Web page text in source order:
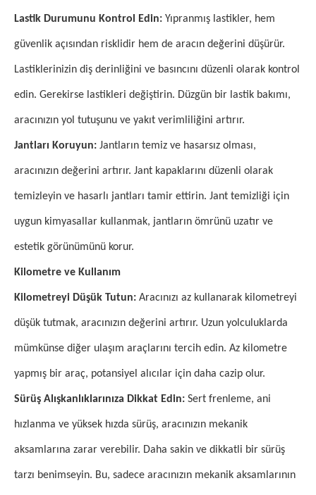
Lastik Durumunu Kontrol Edin: Yıpranmış lastikler, hem
güvenlik açısından risklidir hem de aracın değerini düşürür.
Lastiklerinizin diş derinliğini ve basıncını düzenli olarak kontrol
edin. Gerekirse lastikleri değiştirin. Düzgün bir lastik bakımı,
aracınızın yol tutuşunu ve yakıt verimliliğini artırır.
Jantları Koruyun: Jantların temiz ve hasarsız olması,
aracınızın değerini artırır. Jant kapaklarını düzenli olarak
temizleyin ve hasarlı jantları tamir ettirin. Jant temizliği için
uygun kimyasallar kullanmak, jantların ömrünü uzatır ve
estetik görünümünü korur.
Kilometre ve Kullanım
Kilometreyi Düşük Tutun: Aracınızı az kullanarak kilometreyi
düşük tutmak, aracınızın değerini artırır. Uzun yolculuklarda
mümkünse diğer ulaşım araçlarını tercih edin. Az kilometre
yapmış bir araç, potansiyel alıcılar için daha cazip olur.
Sürüş Alışkanlıklarınıza Dikkat Edin: Sert frenleme, ani
hızlanma ve yüksek hızda sürüş, aracınızın mekanik
aksamlarına zarar verebilir. Daha sakin ve dikkatli bir sürüş
tarzı benimseyin. Bu, sadece aracınızın mekanik aksamlarının